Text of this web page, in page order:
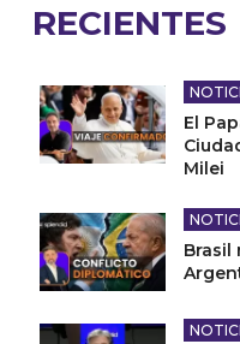
RECIENTES
El
Milei
Brasil